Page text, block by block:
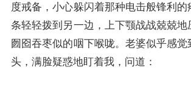
度戒备，小心躲闪着那种电击般锋利
条轻轻拨到另一边，上下颚战战兢兢地
囫囵吞枣似的咽下喉咙。老婆似乎感
头，满脸疑惑地盯着我，问道：